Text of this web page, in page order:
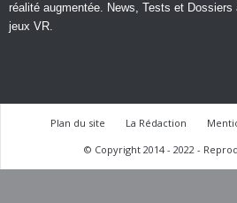
réalité augmentée. News, Tests et
jeux VR.
Plan du site La Rédaction
© Copyright 2014 - 2022 -